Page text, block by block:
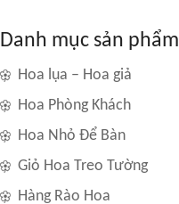
Danh mục sản phẩm
Hoa lụa – Hoa giả
Hoa Phòng Khách
Hoa Nhỏ Để Bàn
Giỏ Hoa Treo Tường
Hàng Rào Hoa